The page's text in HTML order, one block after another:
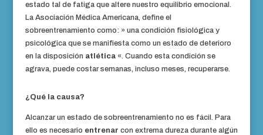
estado tal de fatiga que altere nuestro equilibrio emocional.
La Asociación Médica Americana, define el
sobreentrenamiento como: » una condición fisiológica y
psicológica que se manifiesta como un estado de deterioro
en la disposición atlética«. Cuando esta condición se
agrava, puede costar semanas, incluso meses, recuperarse.
¿Qué la causa?
Alcanzar un estado de sobreentrenamiento no es fácil. Para
ello es necesario entrenar con extrema dureza durante algún